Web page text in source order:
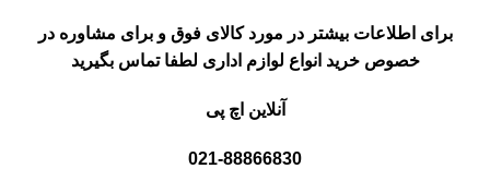
برای اطلاعات بیشتر در مورد کالای فوق و برای مشاوره در
خصوص خرید انواع لوازم اداری لطفا تماس بگیرید
آنلاین اچ پی
021-88866830